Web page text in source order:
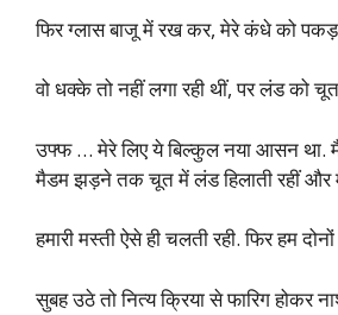
फिर ग्लास बाजू में रख कर, मेरे कंधे को
वो धक्के तो नहीं लगा रही थीं, पर लंड को
उफ्फ … मेरे लिए ये बिल्कुल नया आसन था. मैं
मैडम झड़ने तक चूत में लंड हिलाती रहीं और
हमारी मस्ती ऐसे ही चलती रही. फिर हम
सुबह उठे तो नित्य क्रिया से फारिग होकर